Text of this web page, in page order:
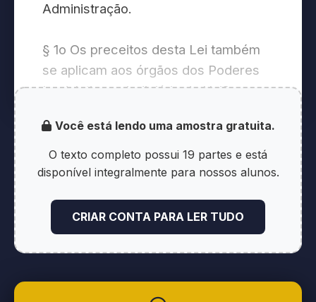
Administração.
§ 1o Os preceitos desta Lei também
se aplicam aos órgãos dos Poderes
Legislativo e Judiciário da União,
administrativa.
§ 2o Para os fins desta Lei,
I - órgão - a unidade de atuação
integrante da estrutura da
Administração indireta;
Você está lendo uma amostra gratuita.
O texto completo possui 19 partes e está
disponível integralmente para nossos alunos.
CRIAR CONTA PARA LER TUDO